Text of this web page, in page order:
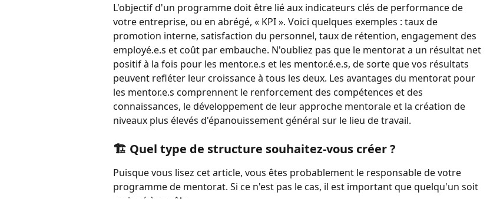
L'objectif d'un programme doit être lié aux indicateurs clés de performance de
votre entreprise, ou en abrégé, « KPI ». Voici quelques exemples : taux de
promotion interne, satisfaction du personnel, taux de rétention, engagement des
employé.e.s et coût par embauche. N'oubliez pas que le mentorat a un résultat net
positif à la fois pour les mentor.e.s et les mentor.é.e.s, de sorte que vos résultats
peuvent refléter leur croissance à tous les deux. Les avantages du mentorat pour
les mentor.e.s comprennent le renforcement des compétences et des
connaissances, le développement de leur approche mentorale et la création de
niveaux plus élevés d'épanouissement général sur le lieu de travail.
🏗 Quel type de structure souhaitez-vous créer ?
Puisque vous lisez cet article, vous êtes probablement le responsable de votre
programme de mentorat. Si ce n'est pas le cas, il est important que quelqu'un soit